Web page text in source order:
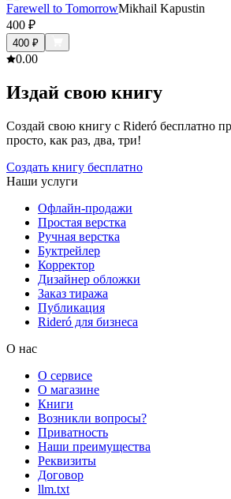
Farewell to TomorrowMikhail Kapustin
400 ₽
400 ₽
0.00
Издай свою книгу
Создай свою книгу с Rideró бесплатно
просто, как раз, два, три!
Создать книгу бесплатно
Наши услуги
Офлайн-продажи
Простая верстка
Ручная верстка
Буктрейлер
Корректор
Дизайнер обложки
Заказ тиража
Публикация
Rideró для бизнеса
О нас
О сервисе
О магазине
Книги
Возникли вопросы?
Приватность
Наши преимущества
Реквизиты
Договор
llm.txt